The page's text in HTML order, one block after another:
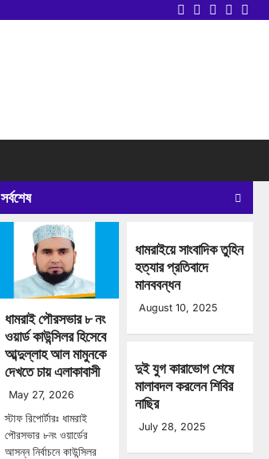
Twitter
Facebook
LinkedIn
সর্বশেষ
ধামরাই পৌরসভার ৮ নং
ওয়ার্ড কাউন্সিলর হিসেবে
আব্দুল্লাহ আল মামুনকে
দেখতে চায় এলাকাবাসী
May 27, 2026
স্টাফ রিপোর্টারঃ ধামরাই
পৌরসভার ৮নং ওয়ার্ডের
আসন্ন নির্বাচনে কাউন্সিলর
ধামরাইয়ে সাংবাদিক তুহিন
হত্যার প্রতিবাদে
মানববন্ধন
August 10, 2025
দুই যুগ কারাভোগ শেষে
মালাবদল করলেন শিবির
নাছির
July 28, 2025